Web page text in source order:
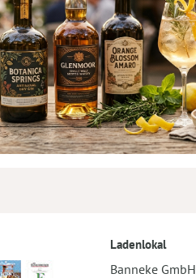
Ladenlokal
Banneke GmbH